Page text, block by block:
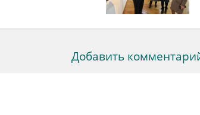
Добавить